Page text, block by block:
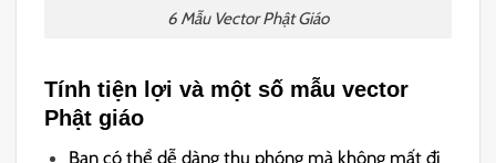
6 Mẫu Vector Phật Giáo
Tính tiện lợi và một số mẫu vector
Phật giáo
Bạn có thể dễ dàng thu phóng mà không mất đi